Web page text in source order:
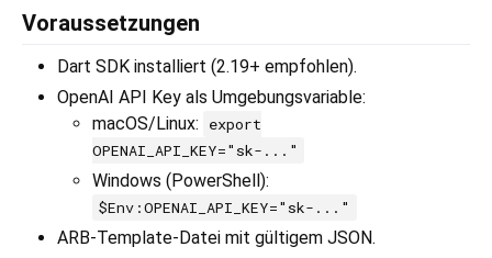
Voraussetzungen
Dart SDK installiert (2.19+ empfohlen).
OpenAI API Key als Umgebungsvariable:
macOS/Linux:
export
OPENAI_API_KEY="sk-..."
Windows (PowerShell):
$Env:OPENAI_API_KEY="sk-..."
ARB-Template-Datei mit gültigem JSON.